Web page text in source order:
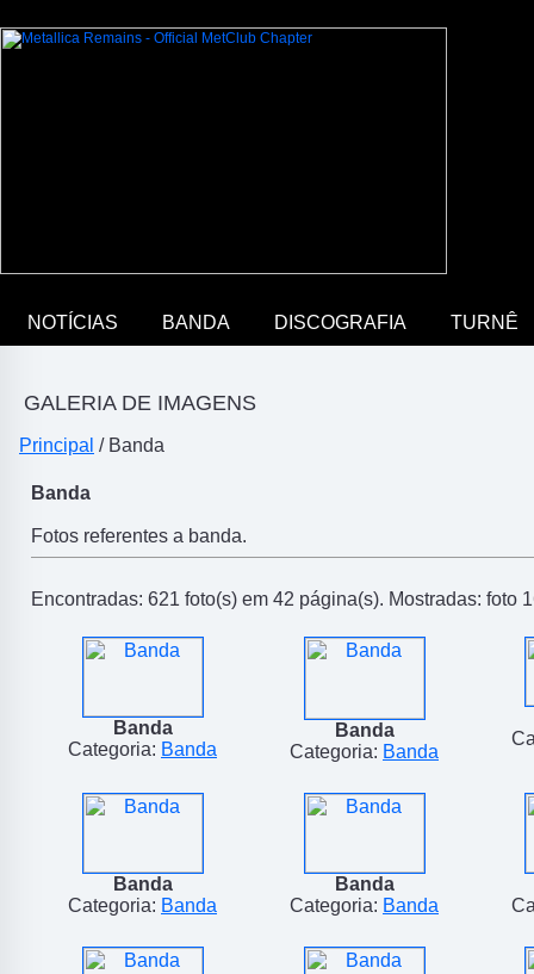
NOTÍCIAS BANDA DISCOGRAFIA TURNÊ
GALERIA DE IMAGENS
Principal / Banda
Banda
Fotos referentes a banda.
Encontradas: 621 foto(s) em 42 página(s). Mostradas: foto
Banda
Categoria: Banda
Banda
Categoria: Banda
Banda
Categoria: Banda
Banda
Categoria: Banda